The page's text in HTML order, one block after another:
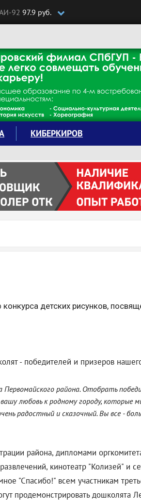
92 97.9 руб.
КИБЕРКИРОВ
детских рисунков,
- победителей и призеров
района. Отобрать
любовь к родному городу,
радостный и сказочный. Вы все -
района, дипломами
кинотеатр "Колизей" и
"Спасибо!" всем участникам
продемонстрировать дошколята